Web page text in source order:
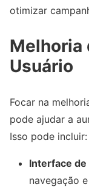
otimizar
Melhoria
Usuário
Focar na
pode ajudar a
Isso pode incluir:
Interface
navegação